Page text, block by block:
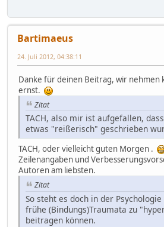
Bartimaeus
24. Juli 2012, 04:38:11
Danke für deinen Beitrag, wir
ernst.
Zitat
TACH, also mir ist aufgefallen,
etwas "reißerisch" geschrieben
TACH, oder vielleicht guten Morgen .
Zeilenangaben und
Autoren am liebsten.
Zitat
So steht es doch in der
frühe (Bindungs)Traumata zu
beitragen können.